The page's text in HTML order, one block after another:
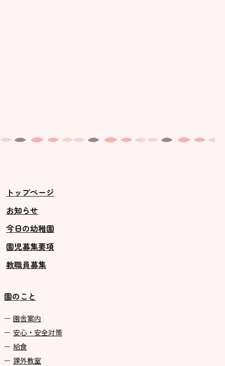
トップページ
お知らせ
今日の幼稚園
園児募集要項
教職員募集
園のこと
園舎案内
安心・安全対策
給食
課外教室